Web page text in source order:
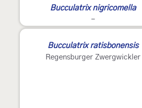
Bucculatrix nigricomella
-
Bucculatrix ratisbonensis
Regensburger Zwergwickler